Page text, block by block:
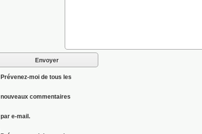
Prévenez-moi de tous les
nouveaux commentaires
par e-mail.